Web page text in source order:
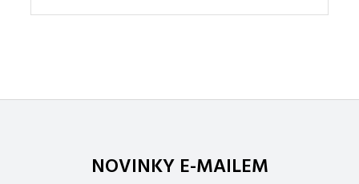
NOVINKY E-MAILEM